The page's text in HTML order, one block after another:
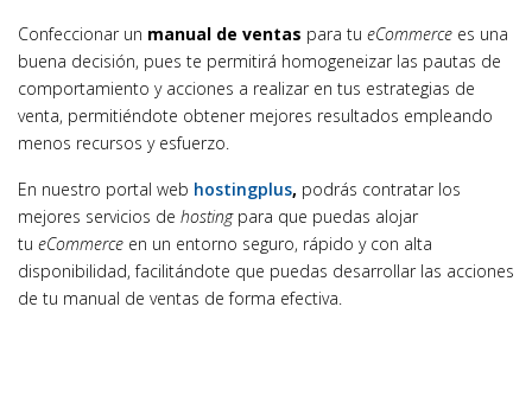
Confeccionar un manual de ventas para tu eCommerce es una
buena decisión, pues te permitirá homogeneizar las pautas de
comportamiento y acciones a realizar en tus estrategias de
venta, permitiéndote obtener mejores resultados empleando
menos recursos y esfuerzo.
En nuestro portal web hostingplus, podrás contratar los
mejores servicios de hostingpara que puedas alojar
tu eCommerce en un entorno seguro, rápido y con alta
disponibilidad, facilitándote que puedas desarrollar las acciones
de tu manual de ventas de forma efectiva.